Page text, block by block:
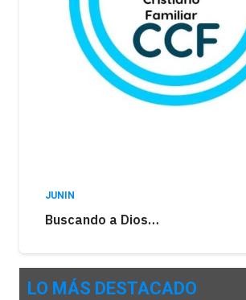
JUNIN
Buscando a Dios…
LO MÁS DESTACADO